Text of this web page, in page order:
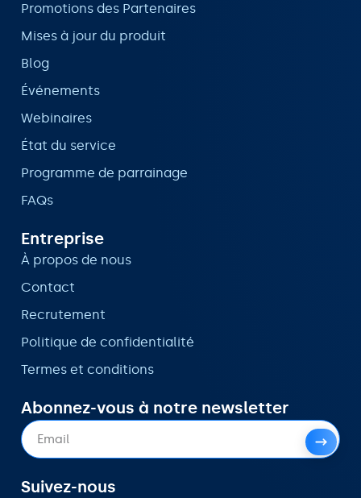
Promotions des Partenaires
Mises à jour du produit
Blog
Événements
Webinaires
État du service
Programme de parrainage
FAQs
Entreprise
À propos de nous
Contact
Recrutement
Politique de confidentialité
Termes et conditions
Abonnez-vous à notre newsletter
Suivez-nous